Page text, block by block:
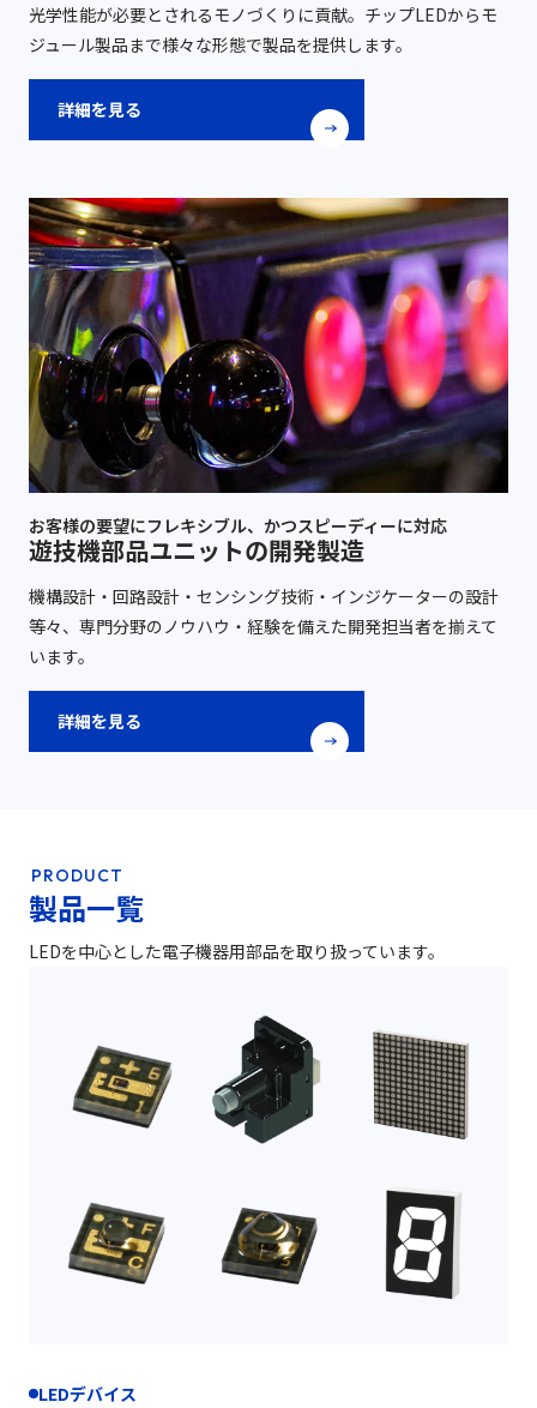
光学性能が必要とされるモノづくりに貢献。チップLEDからモ
ジュール製品まで様々な形態で製品を提供します。
詳細を見る
遊技機部品ユニットの開発製造
お客様の要望にフレキシブル、かつスピーディーに対応
機構設計・回路設計・センシング技術・インジケーターの設計
等々、専門分野のノウハウ・経験を備えた開発担当者を揃えて
います。
詳細を見る
PRODUCT
製品一覧
LEDを中心とした電子機器用部品を取り扱っています。
LEDデバイス